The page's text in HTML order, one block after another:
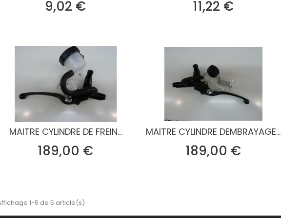
9,02 € 11,22 €Prix
MAITRE CYLINDRE DE FREIN...
189,00 €
MAITRE CYLINDRE DEMBRAYAGE...
189,00 €Prix
1-5 de 5 article(s)